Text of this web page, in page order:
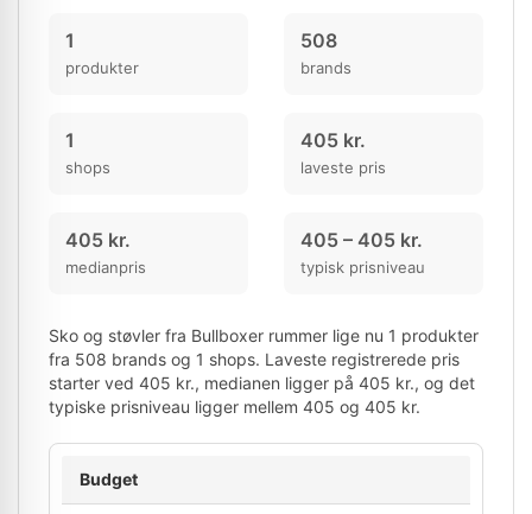
1
produkter
508
brands
1
shops
405 kr.
laveste pris
405 kr.
medianpris
405 – 405 kr.
typisk prisniveau
Sko og støvler fra Bullboxer rummer lige nu 1 produkter
fra 508 brands og 1 shops. Laveste registrerede pris
starter ved 405 kr., medianen ligger på 405 kr., og det
typiske prisniveau ligger mellem 405 og 405 kr.
Budget